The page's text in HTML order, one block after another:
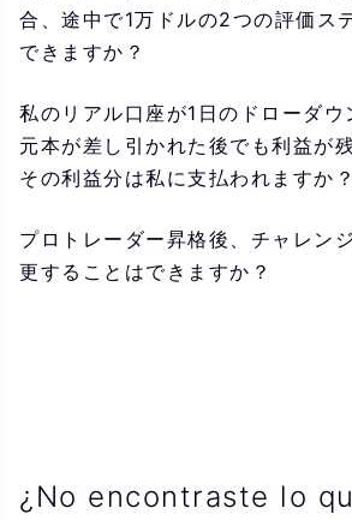
合、途中で1万ドルの2つの評価ス
できますか？
私のリアル口座が1日のドローダウ
元本が差し引かれた後でも利益が
その利益分は私に支払われますか？
プロトレーダー昇格後、チャレン
更することはできますか？
¿No encontraste lo